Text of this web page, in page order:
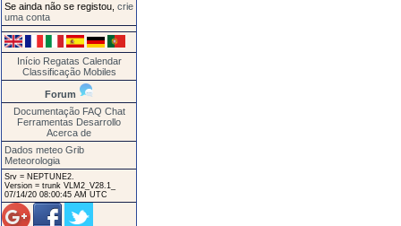
Se ainda não se registou, crie
uma conta
Início Regatas Calendar
Classificação Mobiles
Forum
Documentação FAQ Chat
Ferramentas Desarrollo
Acerca de
Dados meteo Grib
Meteorologia
Srv = NEPTUNE2.
Version = trunk VLM2_V28.1_
07/14/20 08:00:45 AM UTC